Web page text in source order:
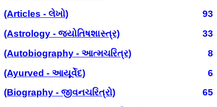
(Articles - લેખો)
93
(Astrology - જ્યોતિષશાસ્ત્ર)
33
(Autobiography - આત્મચરિત્ર)
8
(Ayurved - આયૂર્વેદ)
6
(Biography - જીવનચરિત્રો)
65